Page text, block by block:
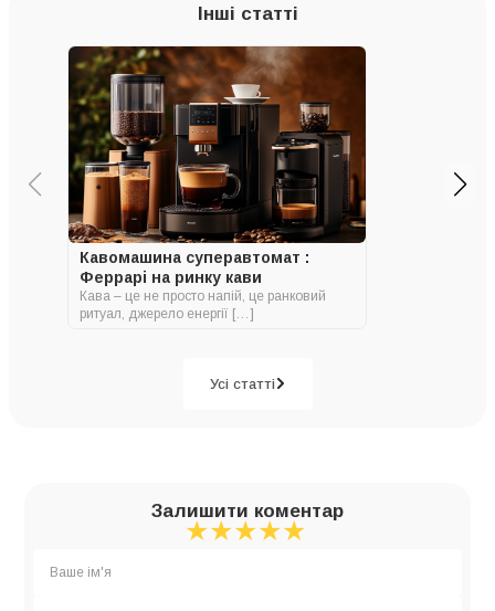
Інші статті
Кавомашина суперавтомат :
Феррарі на ринку кави
Кава – це не просто напій, це ранковий
ритуал, джерело енергії […]
Усі статті
Залишити коментар
★
★★
★★★
★★★★
★★★★★